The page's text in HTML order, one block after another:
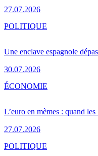
27.07.2026
Une enclave espagnole
30.07.2026
POLITIQUE
L’euro en mèmes : quand
27.07.2026
ÉCONOMIE
POLITIQUE